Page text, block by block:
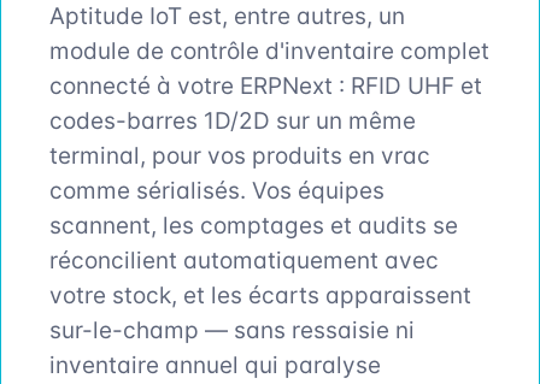
Aptitude IoT est, entre autres, un
module de contrôle d'inventaire complet
connecté à votre ERPNext : RFID UHF et
codes-barres 1D/2D sur un même
terminal, pour vos produits en vrac
comme sérialisés. Vos équipes
scannent, les comptages et audits se
réconcilient automatiquement avec
votre stock, et les écarts apparaissent
sur-le-champ — sans ressaisie ni
inventaire annuel qui paralyse